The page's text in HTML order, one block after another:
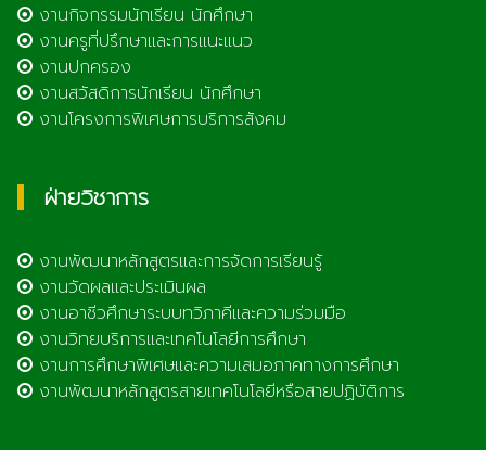
งานกิจกรรมนักเรียน นักศึกษา
งานครูที่ปรึกษาและการแนะแนว
งานปกครอง
งานสวัสดิการนักเรียน นักศึกษา
งานโครงการพิเศษการบริการสังคม
ฝ่ายวิชาการ
งานพัฒนาหลักสูตรและการจัดการเรียนรู้
งานวัดผลและประเมินผล
งานอาชีวศึกษาระบบทวิภาคีและความร่วมมือ
งานวิทยบริการและเทคโนโลยีการศึกษา
งานการศึกษาพิเศษและความเสมอภาคทางการศึกษา
งานพัฒนาหลักสูตรสายเทคโนโลยีหรือสายปฏิบัติการ